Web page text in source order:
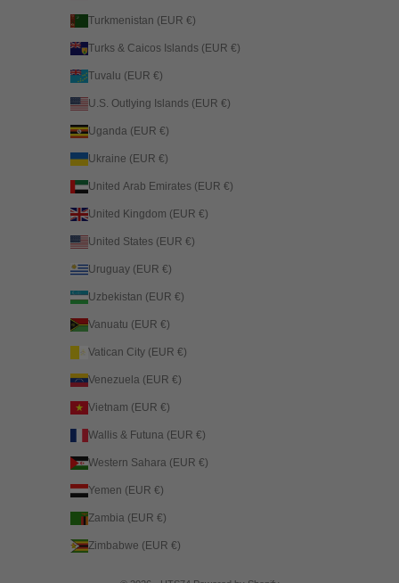
Turkmenistan (EUR €)
Turks & Caicos Islands (EUR €)
Tuvalu (EUR €)
U.S. Outlying Islands (EUR €)
Uganda (EUR €)
Ukraine (EUR €)
United Arab Emirates (EUR €)
United Kingdom (EUR €)
United States (EUR €)
Uruguay (EUR €)
Uzbekistan (EUR €)
Vanuatu (EUR €)
Vatican City (EUR €)
Venezuela (EUR €)
Vietnam (EUR €)
Wallis & Futuna (EUR €)
Western Sahara (EUR €)
Yemen (EUR €)
Zambia (EUR €)
Zimbabwe (EUR €)